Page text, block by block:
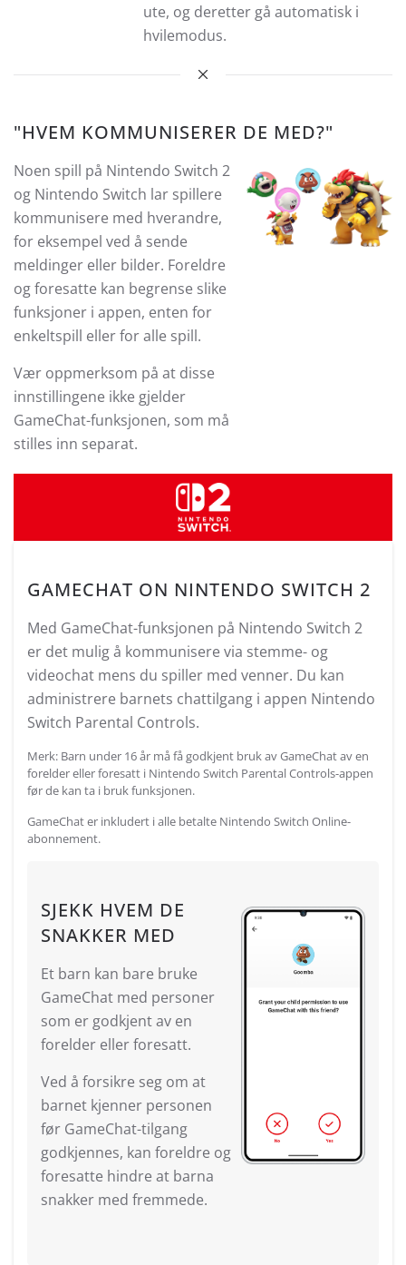
ute, og deretter gå automatisk i
hvilemodus.
"HVEM KOMMUNISERER DE MED?"
Noen spill på Nintendo Switch 2
og Nintendo Switch lar spillere
kommunisere med hverandre,
for eksempel ved å sende
meldinger eller bilder. Foreldre
og foresatte kan begrense slike
funksjoner i appen, enten for
enkeltspill eller for alle spill.
Vær oppmerksom på at disse
innstillingene ikke gjelder
GameChat-funksjonen, som må
stilles inn separat.
GAMECHAT ON NINTENDO SWITCH 2
Med GameChat-funksjonen på Nintendo Switch 2
er det mulig å kommunisere via stemme- og
videochat mens du spiller med venner. Du kan
administrere barnets chattilgang i appen Nintendo
Switch Parental Controls.
Merk: Barn under 16 år må få godkjent bruk av GameChat av en
forelder eller foresatt i Nintendo Switch Parental Controls-appen
før de kan ta i bruk funksjonen.
GameChat er inkludert i alle betalte Nintendo Switch Online-
abonnement.
SJEKK HVEM DE
SNAKKER MED
Et barn kan bare bruke
GameChat med personer
som er godkjent av en
forelder eller foresatt.
Ved å forsikre seg om at
barnet kjenner personen
før GameChat-tilgang
godkjennes, kan foreldre og
foresatte hindre at barna
snakker med fremmede.